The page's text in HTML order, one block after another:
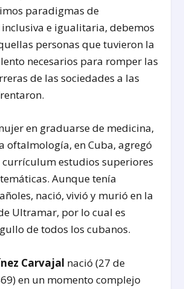
paradigmas de
e igualitaria, debemos
personas que tuvieron la
necesarios para romper las
de las sociedades a las
en graduarse de medicina,
oftalmología, en Cuba, agregó
currículum estudios superiores
Aunque tenía
nació, vivió y murió en la
Ultramar, por lo cual es
de todos los cubanos.
Carvajal nació (27 de
en un momento complejo